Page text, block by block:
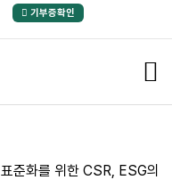
기부증확인
표준화를 위한 CSR, ESG의